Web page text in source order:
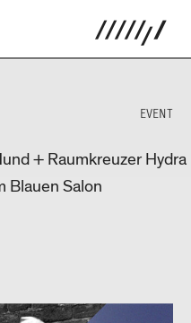
EVENT
+ Raumkreuzer Hydra
Blauen Salon